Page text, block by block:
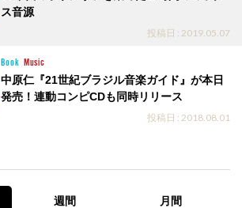
ス音源
投稿日 : 2019.05.07
Book Music
中原仁『21世紀ブラジル音楽ガイド』が本日
発売！連動コンピCDも同時リリース
投稿日 : 2018.08.01
週間 月間